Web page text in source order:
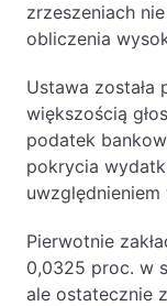
zrzeszeniach
obliczenia
Ustawa została
większością
podatek
pokrycia
Pierwotnie
0,0325 proc. w
ale ostatecznie